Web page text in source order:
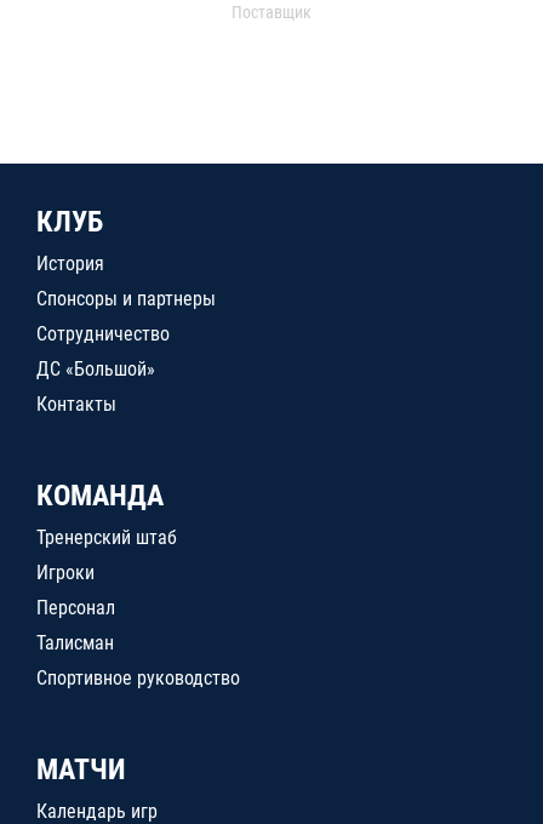
Поставщик
КЛУБ
История
Спонсоры и партнеры
Сотрудничество
ДС «Большой»
Контакты
КОМАНДА
Тренерский штаб
Игроки
Персонал
Талисман
Спортивное руководство
МАТЧИ
Календарь игр